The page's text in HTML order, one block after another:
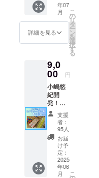
粋に支
援した
い（個
人・法
持ちを
込めて
お礼
メール
を送ら
せてい
ただき
ます！
演会
特別先
行優先
参加
権 応
援プラ
ライ
ン・現
地参
加 選
択可
能） 毎
回３０
０名が
キャン
セル待
ちにな
る「小
嶋悠紀
の発達
年07
月
詳細を見る
こ
の
リ
タ
ー
ン
を
選
択
す
る
9,0
00 円
小嶋悠
紀開
発！セ
ンリー
ツール
セット
応援プ
ラン
小嶋が
共同開
発した
「ふみ
支援
者：
95人
お届
け予
定：
2025
年06
月
こ